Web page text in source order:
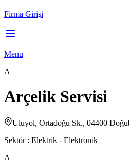
Firma Girişi
Menu
A
Arçelik Servisi
Uluyol, Ortadoğu Sk., 04400
Sektör : Elektrik - Elektronik
A